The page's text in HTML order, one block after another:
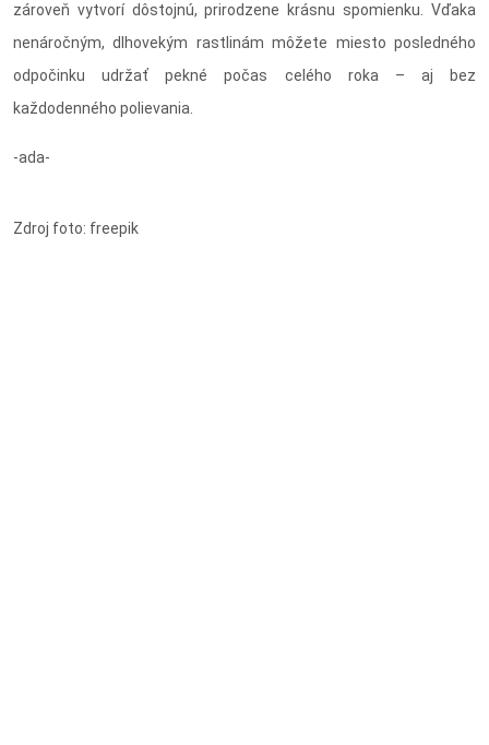
zároveň vytvorí dôstojnú, prirodzene krásnu spomienku. Vďaka
nenáročným, dlhovekým rastlinám môžete miesto posledného
odpočinku udržať pekné počas celého roka – aj bez
každodenného polievania.
-ada-
Zdroj foto: freepik